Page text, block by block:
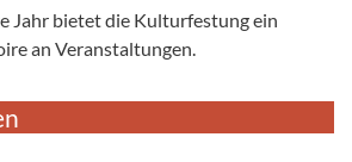
Jahr bietet die Kulturfestung ein
an Veranstaltungen.